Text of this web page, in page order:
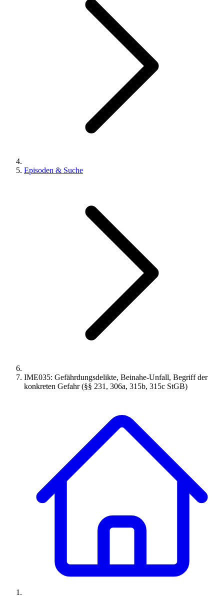
Episoden & Suche
IME035: Gefährdungsdelikte, Beinahe-Unfall, Begriff der
konkreten Gefahr (§§ 231, 306a, 315b, 315c StGB)